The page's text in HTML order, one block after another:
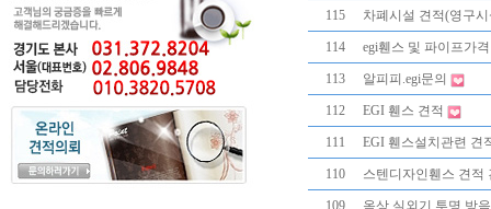
115 차폐시설 견적(영구
114 egi휀스 및 파이프가
113 알피피.egi문의
112 EGI 휀스 견적
111 EGI 휀스설치관련 견
110 스텐디자인휀스 견적
109 옥상 실외기 투명 방